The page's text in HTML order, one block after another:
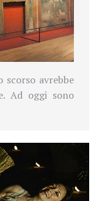
avrebbe
Ad oggi sono